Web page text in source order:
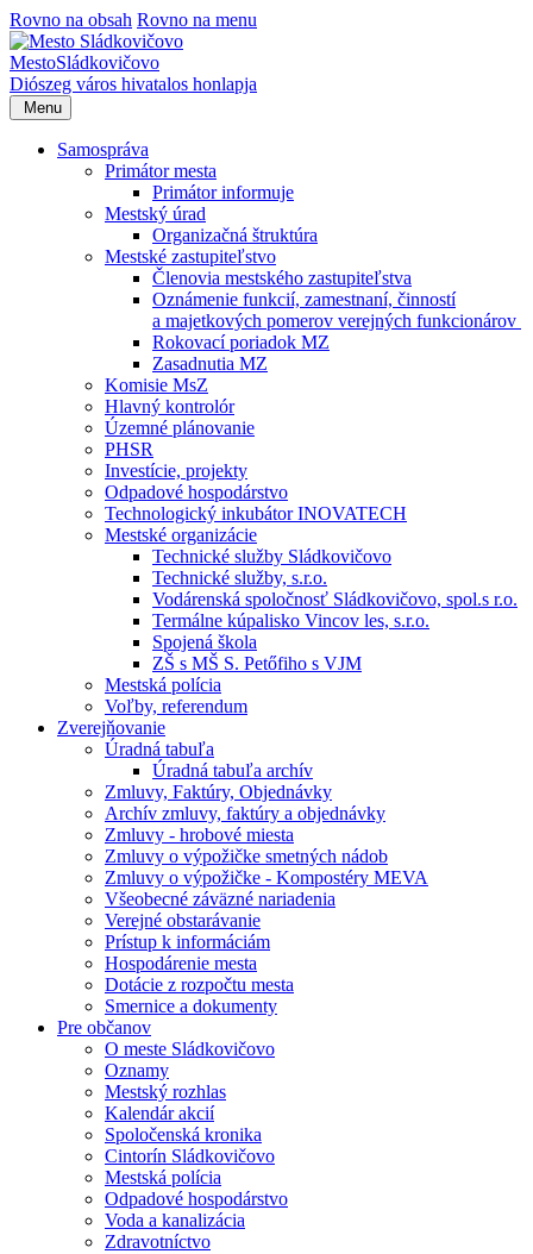
Rovno na obsah Rovno na menu
MestoSládkovičovo
Diószeg város hivatalos honlapja
Menu
Samospráva
Primátor mesta
Primátor informuje
Mestský úrad
Organizačná štruktúra
Mestské zastupiteľstvo
Členovia mestského zastupiteľstva
Oznámenie funkcií, zamestnaní, činností
a majetkových pomerov verejných funkcionárov
Rokovací poriadok MZ
Zasadnutia MZ
Komisie MsZ
Hlavný kontrolór
Územné plánovanie
PHSR
Investície, projekty
Odpadové hospodárstvo
Technologický inkubátor INOVATECH
Mestské organizácie
Technické služby Sládkovičovo
Technické služby, s.r.o.
Vodárenská spoločnosť Sládkovičovo, spol.s r.o.
Termálne kúpalisko Vincov les, s.r.o.
Spojená škola
ZŠ s MŠ S. Petőfiho s VJM
Mestská polícia
Voľby, referendum
Zverejňovanie
Úradná tabuľa
Úradná tabuľa archív
Zmluvy, Faktúry, Objednávky
Archív zmluvy, faktúry a objednávky
Zmluvy - hrobové miesta
Zmluvy o výpožičke smetných nádob
Zmluvy o výpožičke - Kompostéry MEVA
Všeobecné záväzné nariadenia
Verejné obstarávanie
Prístup k informáciám
Hospodárenie mesta
Dotácie z rozpočtu mesta
Smernice a dokumenty
Pre občanov
O meste Sládkovičovo
Oznamy
Mestský rozhlas
Kalendár akcií
Spoločenská kronika
Cintorín Sládkovičovo
Mestská polícia
Odpadové hospodárstvo
Voda a kanalizácia
Zdravotníctvo